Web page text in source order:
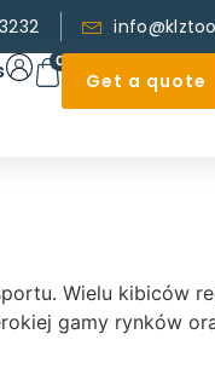
0
Get a quote
Wielu kibiców
gamy rynków